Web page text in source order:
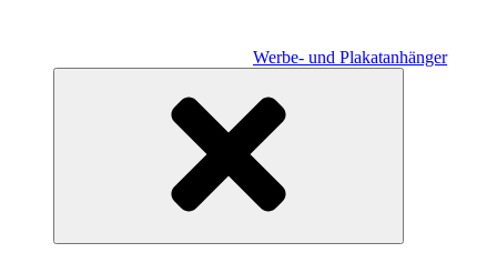
Werbe- und Plakatanhänger